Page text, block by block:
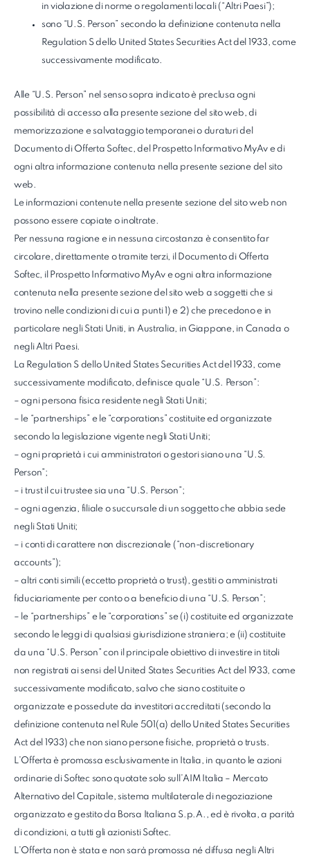
in violazione di norme o regolamenti locali (“Altri Paesi”);
sono “U.S. Person” secondo la definizione contenuta nella
Regulation S dello United States Securities Act del 1933, come
successivamente modificato.
Alle “U.S. Person” nel senso sopra indicato è preclusa ogni
possibilità di accesso alla presente sezione del sito web, di
memorizzazione e salvataggio temporanei o duraturi del
Documento di Offerta Softec, del Prospetto Informativo MyAv e di
ogni altra informazione contenuta nella presente sezione del sito
web.
Le informazioni contenute nella presente sezione del sito web non
possono essere copiate o inoltrate.
Per nessuna ragione e in nessuna circostanza è consentito far
circolare, direttamente o tramite terzi, il Documento di Offerta
Softec, il Prospetto Informativo MyAv e ogni altra informazione
contenuta nella presente sezione del sito web a soggetti che si
trovino nelle condizioni di cui a punti 1) e 2) che precedono e in
particolare negli Stati Uniti, in Australia, in Giappone, in Canada o
negli Altri Paesi.
La Regulation S dello United States Securities Act del 1933, come
successivamente modificato, definisce quale “U.S. Person”:
– ogni persona fisica residente negli Stati Uniti;
– le “partnerships” e le “corporations” costituite ed organizzate
secondo la legislazione vigente negli Stati Uniti;
– ogni proprietà i cui amministratori o gestori siano una “U.S.
Person”;
– i trust il cui trustee sia una “U.S. Person”;
– ogni agenzia, filiale o succursale di un soggetto che abbia sede
negli Stati Uniti;
– i conti di carattere non discrezionale (“non-discretionary
accounts”);
– altri conti simili (eccetto proprietà o trust), gestiti o amministrati
fiduciariamente per conto o a beneficio di una “U.S. Person”;
– le “partnerships” e le “corporations” se (i) costituite ed organizzate
secondo le leggi di qualsiasi giurisdizione straniera; e (ii) costituite
da una “U.S. Person” con il principale obiettivo di investire in titoli
non registrati ai sensi del United States Securities Act del 1933, come
successivamente modificato, salvo che siano costituite o
organizzate e possedute da investitori accreditati (secondo la
definizione contenuta nel Rule 501(a) dello United States Securities
Act del 1933) che non siano persone fisiche, proprietà o trusts.
L’Offerta è promossa esclusivamente in Italia, in quanto le azioni
ordinarie di Softec sono quotate solo sull’AIM Italia – Mercato
Alternativo del Capitale, sistema multilaterale di negoziazione
organizzato e gestito da Borsa Italiana S.p.A., ed è rivolta, a parità
di condizioni, a tutti gli azionisti Softec.
L’Offerta non è stata e non sarà promossa né diffusa negli Altri